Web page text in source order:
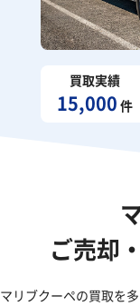
買取実績
15,000 件
ご売却
マリブクーペの買取を